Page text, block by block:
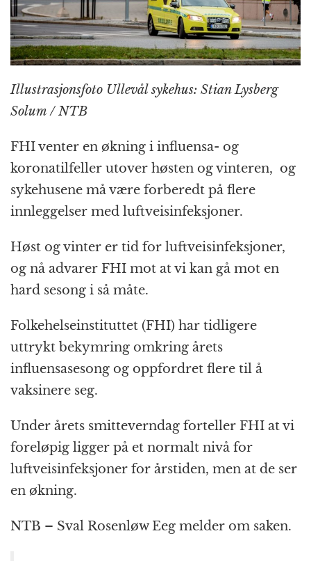
Illustrasjonsfoto Ullevål sykehus: Stian Lysberg
Solum / NTB
FHI venter en økning i influensa- og
koronatilfeller utover høsten og vinteren, og
sykehusene må være forberedt på flere
innleggelser med luftveisinfeksjoner.
Høst og vinter er tid for luftveisinfeksjoner,
og nå advarer FHI mot at vi kan gå mot en
hard sesong i så måte.
Folkehelseinstituttet (FHI) har tidligere
uttrykt bekymring omkring årets
influensasesong og oppfordret flere til å
vaksinere seg.
Under årets smitteverndag forteller FHI at vi
foreløpig ligger på et normalt nivå for
luftveisinfeksjoner for årstiden, men at de ser
en økning.
NTB – Sval Rosenløw Eeg melder om saken.